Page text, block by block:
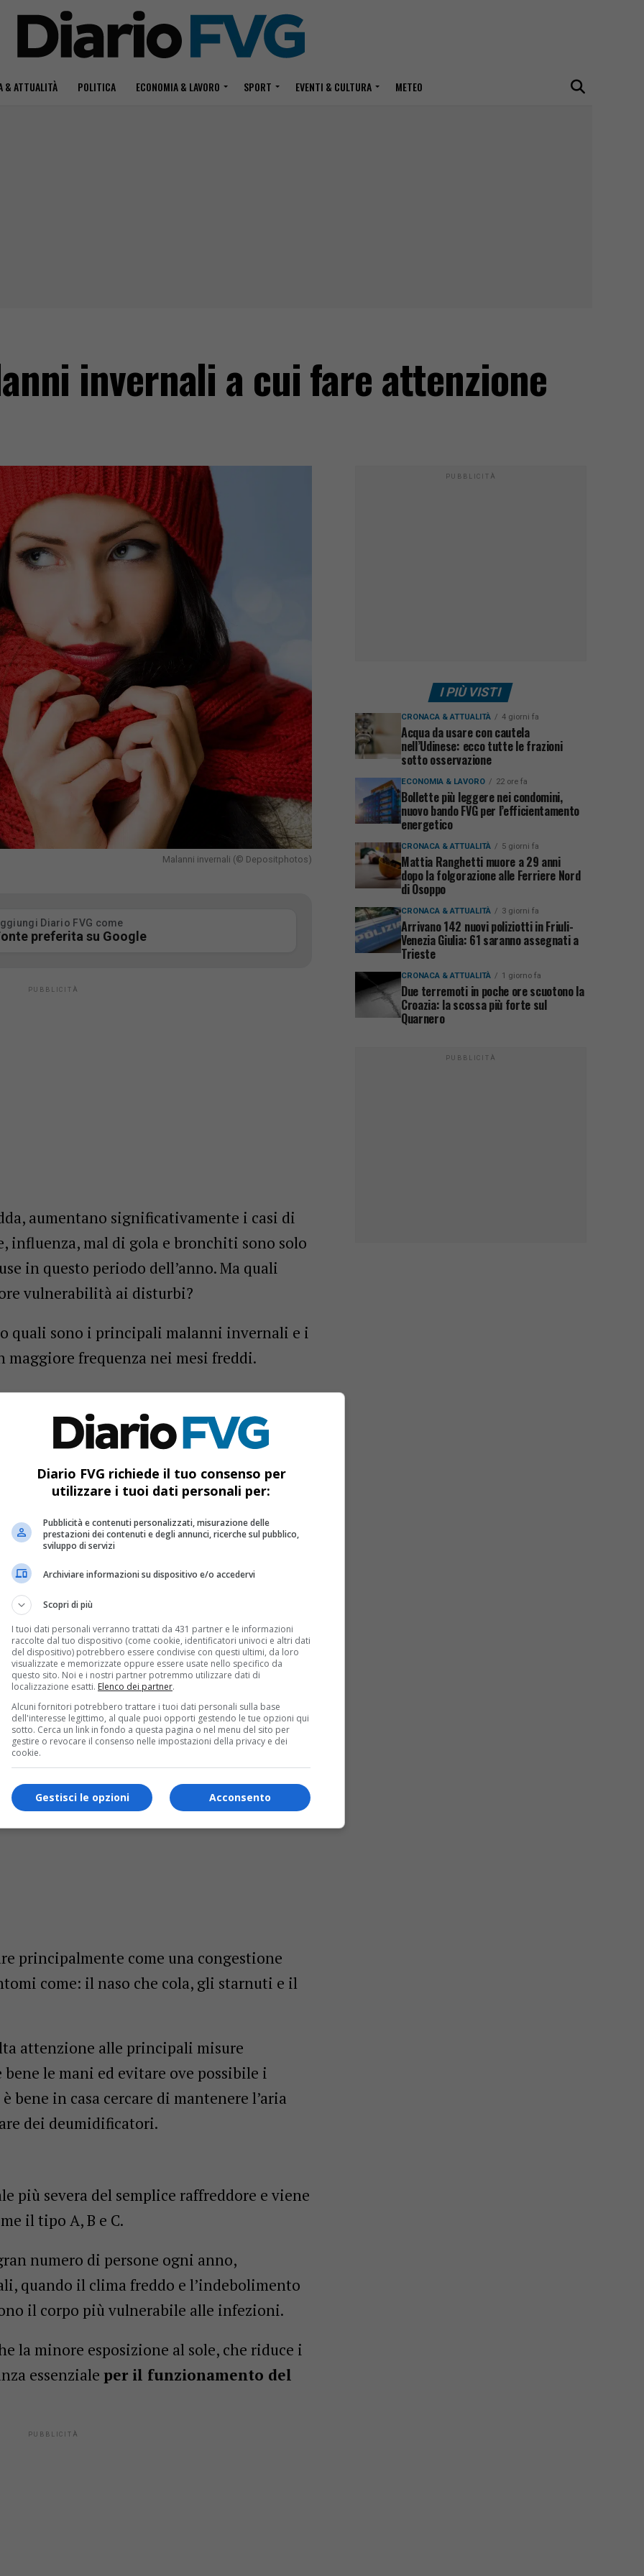
& ATTUALITÀ POLITICA ECONOMIA & LAVORO SPORT EVENTI & CULTURA METEO
invernali a cui fare attenzione
Malanni invernali (© Depositphotos)
Diario FVG come
preferita su Google
aumentano significativamente i casi di
influenza, mal di gola e bronchiti sono solo
in questo periodo dell’anno. Ma quali
vulnerabilità ai disturbi?
quali sono i principali malanni invernali e i
frequenza nei mesi freddi.
più diffusi nei mesi invernali e si tratta di
le vie respiratorie superiori. I principali
, che si trasmettono facilmente da una
emesse con la tosse, gli starnuti o
basse spingono le persone a
chiusi e affollati, una
la situazione, l’aria secca provocata dai
l’umidità nelle mucose nasali, rendendo più
il loro compito di barriera naturale
principalmente come una congestione
come: il naso che cola, gli starnuti e il
attenzione alle principali misure
le mani ed evitare ove possibile i
in casa cercare di mantenere l’aria
dei deumidificatori.
più severa del semplice raffreddore e viene
il tipo A, B e C.
numero di persone ogni anno,
quando il clima freddo e l’indebolimento
il corpo più vulnerabile alle infezioni.
la minore esposizione al sole, che riduce i
essenziale per il funzionamento del
PUBBLICITÀ
I PIÙ VISTI
CRONACA & ATTUALITÀ 4 giorni fa
Acqua da usare con cautela
nell’Udinese: ecco tutte le frazioni
sotto osservazione
ECONOMIA & LAVORO 22 ore fa
Bollette più leggere nei condomini,
nuovo bando FVG per l’efficientamento
energetico
CRONACA & ATTUALITÀ 5 giorni fa
Mattia Ranghetti muore a 29 anni
dopo la folgorazione alle Ferriere Nord
di Osoppo
CRONACA & ATTUALITÀ 3 giorni fa
Arrivano 142 nuovi poliziotti in Friuli-
Venezia Giulia: 61 saranno assegnati a
Trieste
CRONACA & ATTUALITÀ 1 giorno fa
Due terremoti in poche ore scuotono la
Croazia: la scossa più forte sul
Quarnero
PUBBLICITÀ
Diario FVG richiede il tuo consenso per
utilizzare i tuoi dati personali per:
Pubblicità e contenuti personalizzati, misurazione delle
prestazioni dei contenuti e degli annunci, ricerche sul pubblico,
sviluppo di servizi
Archiviare informazioni su dispositivo e/o accedervi
Scopri di più
I tuoi dati personali verranno trattati da 431 partner e le informazioni
raccolte dal tuo dispositivo (come cookie, identificatori univoci e altri dati
del dispositivo) potrebbero essere condivise con questi ultimi, da loro
visualizzate e memorizzate oppure essere usate nello specifico da
questo sito. Noi e i nostri partner potremmo utilizzare dati di
localizzazione esatti. Elenco dei partner.
Alcuni fornitori potrebbero trattare i tuoi dati personali sulla base
dell'interesse legittimo, al quale puoi opporti gestendo le tue opzioni qui
sotto. Cerca un link in fondo a questa pagina o nel menu del sito per
gestire o revocare il consenso nelle impostazioni della privacy e dei
cookie.
Acconsento
Gestisci le opzioni